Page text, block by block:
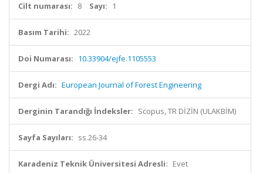
Cilt numarası: 8 Sayı: 1
Basım Tarihi: 2022
Doi Numarası: 10.33904/ejfe.1105553
Dergi Adı: European Journal of Forest Engineering
Derginin Tarandığı İndeksler: Scopus, TR DİZİN (ULAKBİM)
Sayfa Sayıları: ss.26-34
Karadeniz Teknik Üniversitesi Adresli: Evet